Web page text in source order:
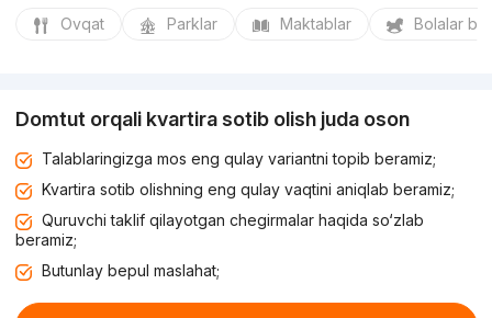
Ovqat Parklar Maktablar Bolalar
Domtut orqali kvartira sotib olish juda oson
Talablaringizga mos eng qulay variantni topib beramiz;
Kvartira sotib olishning eng qulay vaqtini aniqlab beramiz;
Quruvchi taklif qilayotgan chegirmalar haqida so‘zlab
beramiz;
Butunlay bepul maslahat;